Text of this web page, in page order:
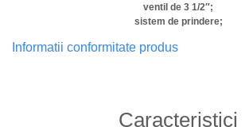
ventil de 3 1/2″;
sistem de prindere;
Informatii conformitate produs
Caracteristici